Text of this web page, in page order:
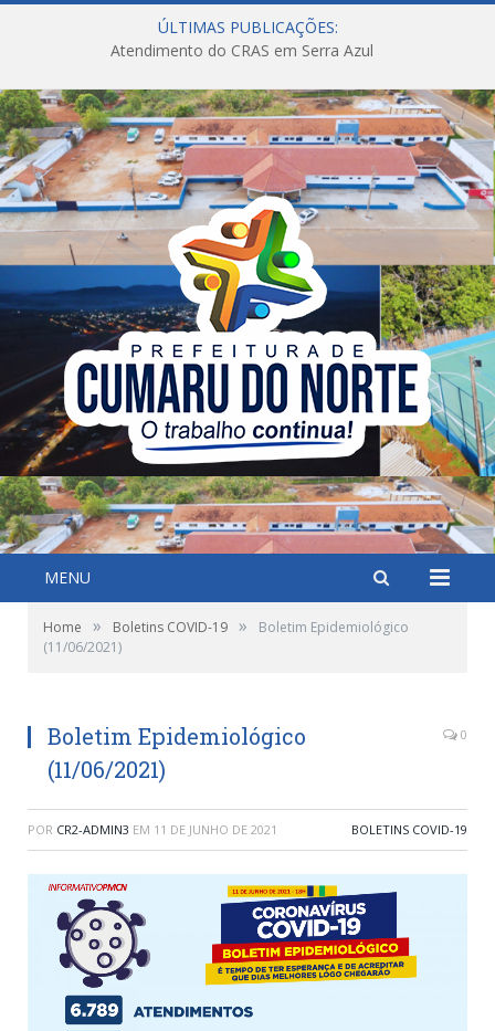
ÚLTIMAS PUBLICAÇÕES:
Atendimento do CRAS em Serra Azul
MENU
Home » Boletins COVID-19 »
Boletim Epidemiológico
(11/06/2021)
Boletim Epidemiológico
(11/06/2021)
0
POR CR2-ADMIN3 EM 11 DE JUNHO DE 2021 BOLETINS COVID-19